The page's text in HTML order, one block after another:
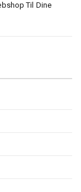
Til Dine